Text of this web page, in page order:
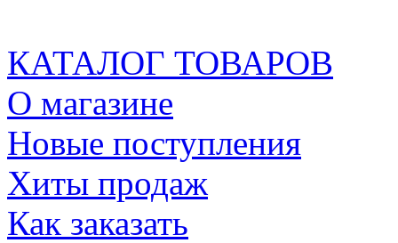
КАТАЛОГ ТОВАРОВ
О магазине
Новые поступления
Хиты продаж
Как заказать